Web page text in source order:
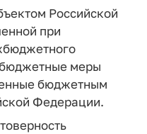
Российской
при
меры
бюджетным
Федерации.